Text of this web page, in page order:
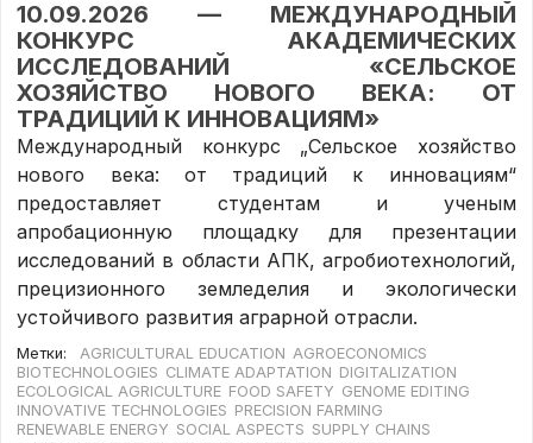
10.09.2026 — МЕЖДУНАРОДНЫЙ
КОНКУРС АКАДЕМИЧЕСКИХ
ИССЛЕДОВАНИЙ «СЕЛЬСКОЕ
ХОЗЯЙСТВО НОВОГО ВЕКА: ОТ
ТРАДИЦИЙ К ИННОВАЦИЯМ»
Международный конкурс „Сельское хозяйство
нового века: от традиций к инновациям“
предоставляет студентам и ученым
апробационную площадку для презентации
исследований в области АПК, агробиотехнологий,
прецизионного земледелия и экологически
устойчивого развития аграрной отрасли.
Метки: AGRICULTURAL EDUCATION AGROECONOMICS
BIOTECHNOLOGIES CLIMATE ADAPTATION DIGITALIZATION
ECOLOGICAL AGRICULTURE FOOD SAFETY GENOME EDITING
INNOVATIVE TECHNOLOGIES PRECISION FARMING
RENEWABLE ENERGY SOCIAL ASPECTS SUPPLY CHAINS